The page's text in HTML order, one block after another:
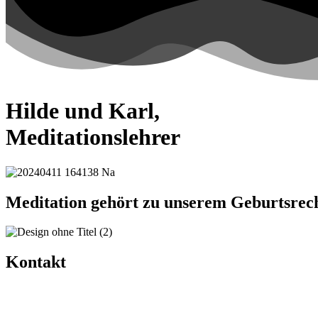
Hilde und Karl,
Meditationslehrer
Meditation gehört zu unserem
Kontakt